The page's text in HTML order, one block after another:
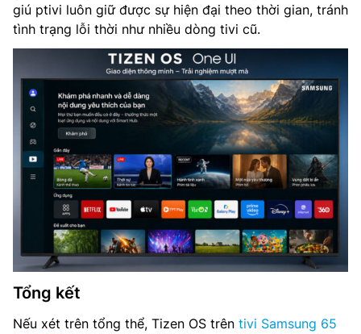
giú ptivi luôn giữ được sự hiện đại theo thời gian, tránh
tình trạng lỗi thời như nhiều dòng tivi cũ.
Tổng kết
Nếu xét trên tổng thể, Tizen OS trên tivi Samsung 65